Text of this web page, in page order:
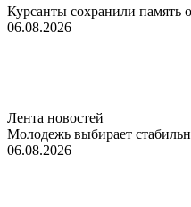
Курсанты сохранили память
06.08.2026
Лента новостей
Молодежь выбирает
06.08.2026